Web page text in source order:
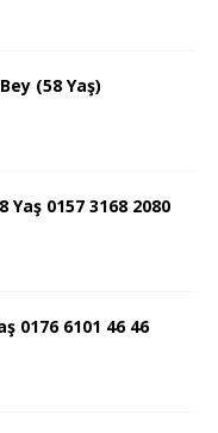
(58 Yaş)
0157 3168 2080
0176 6101 46 46